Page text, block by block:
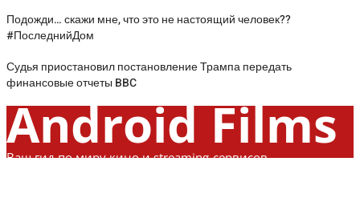
Подожди… скажи мне, что это не настоящий человек??
#ПоследнийДом
Судья приостановил постановление Трампа передать
финансовые отчеты BBC
Android Films
Ваш гид по миру кино и streaming-сервисов